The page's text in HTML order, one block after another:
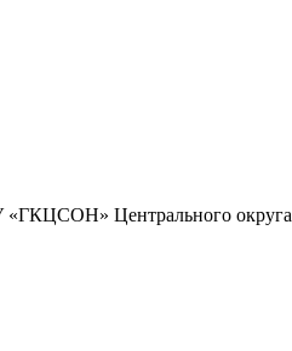
Центрального округа